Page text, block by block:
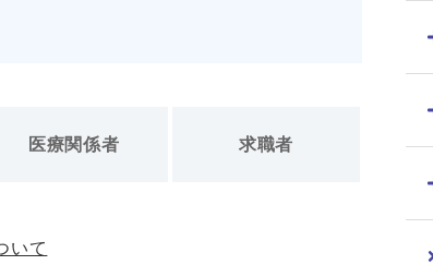
医療関係者 求職者
いて